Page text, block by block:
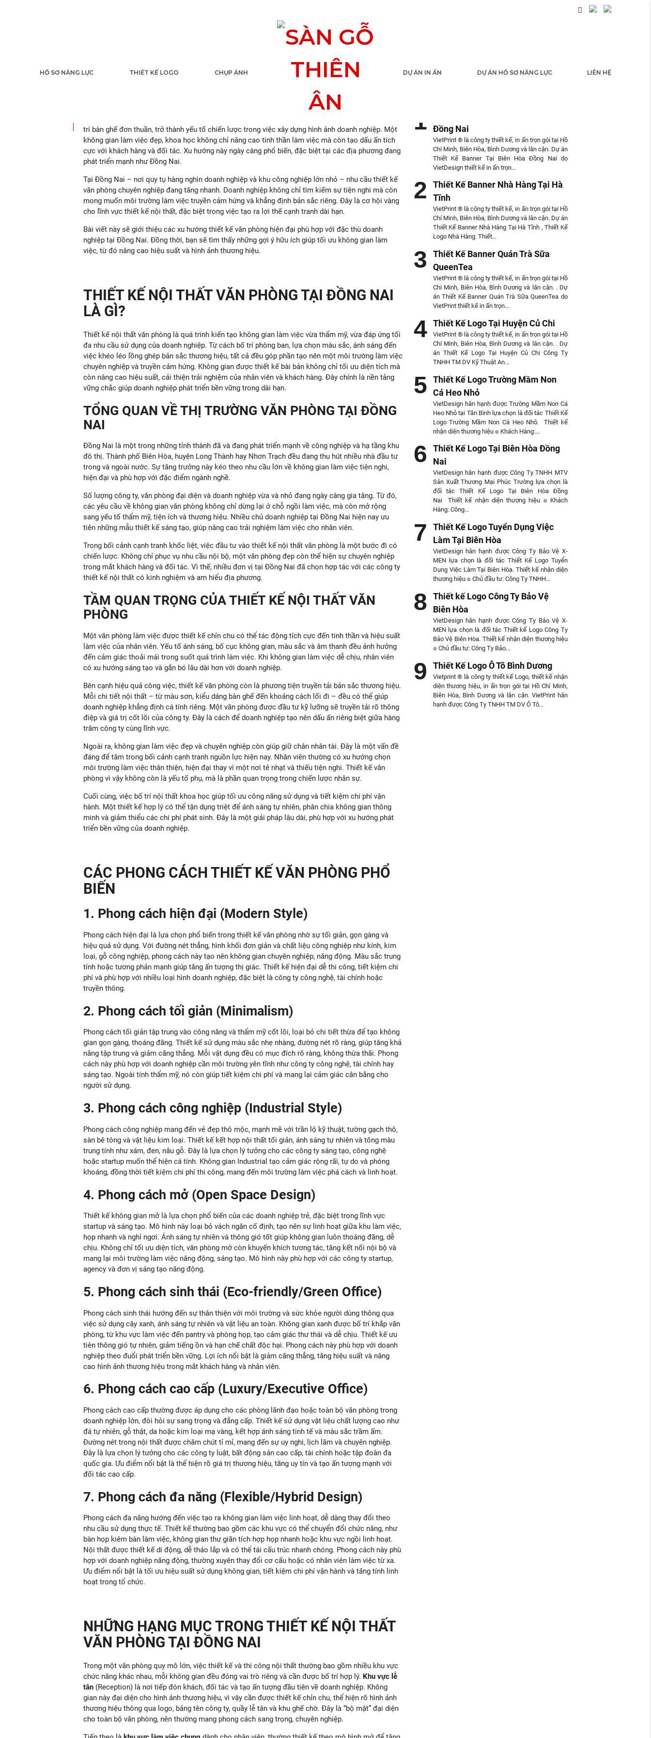
HỒ SƠ NĂNG LỰC THIẾT KẾ LOGO CHỤP ẢNH DỰ ÁN IN ẤN DỰ ÁN HỒ SƠ NĂNG LỰC LIÊN HỆ
Thiết Kế Nội Thất Văn Phòng Tại
trí bàn ghế đơn thuần, trở thành yếu tố chiến lược trong việc xây dựng hình ảnh doanh nghiệp. Một
không gian làm việc đẹp, khoa học không chỉ nâng cao tinh thần làm việc mà còn tạo dấu ấn tích
cực với khách hàng và đối tác. Xu hướng này ngày càng phổ biến, đặc biệt tại các địa phương đang
phát triển mạnh như Đồng Nai.
Tại Đồng Nai – nơi quy tụ hàng nghìn doanh nghiệp và khu công nghiệp lớn nhỏ – nhu cầu thiết kế
văn phòng chuyên nghiệp đang tăng nhanh. Doanh nghiệp không chỉ tìm kiếm sự tiện nghi mà còn
mong muốn môi trường làm việc truyền cảm hứng và khẳng định bản sắc riêng. Đây là cơ hội vàng
cho lĩnh vực thiết kế nội thất, đặc biệt trong việc tạo ra lợi thế cạnh tranh dài hạn.
Bài viết này sẽ giới thiệu các xu hướng thiết kế văn phòng hiện đại phù hợp với đặc thù doanh
nghiệp tại Đồng Nai. Đồng thời, bạn sẽ tìm thấy những gợi ý hữu ích giúp tối ưu không gian làm
việc, từ đó nâng cao hiệu suất và hình ảnh thương hiệu.
THIẾT KẾ NỘI THẤT VĂN PHÒNG TẠI ĐỒNG NAI
LÀ GÌ?
Thiết kế nội thất văn phòng là quá trình kiến tạo không gian làm việc vừa thẩm mỹ, vừa đáp ứng tối
đa nhu cầu sử dụng của doanh nghiệp. Từ cách bố trí phòng ban, lựa chọn màu sắc, ánh sáng đến
việc khéo léo lồng ghép bản sắc thương hiệu, tất cả đều góp phần tạo nên một môi trường làm việc
chuyên nghiệp và truyền cảm hứng. Không gian được thiết kế bài bản không chỉ tối ưu diện tích mà
còn nâng cao hiệu suất, cải thiện trải nghiệm của nhân viên và khách hàng. Đây chính là nền tảng
vững chắc giúp doanh nghiệp phát triển bền vững trong dài hạn.
TỔNG QUAN VỀ THỊ TRƯỜNG VĂN PHÒNG TẠI ĐỒNG
NAI
Đồng Nai là một trong những tỉnh thành đã và đang phát triển mạnh về công nghiệp và hạ tầng khu
đô thị. Thành phố Biên Hòa, huyện Long Thành hay Nhơn Trạch đều đang thu hút nhiều nhà đầu tư
trong và ngoài nước. Sự tăng trưởng này kéo theo nhu cầu lớn về không gian làm việc tiện nghi,
hiện đại và phù hợp với đặc điểm ngành nghề.
Số lượng công ty, văn phòng đại diện và doanh nghiệp vừa và nhỏ đang ngày càng gia tăng. Từ đó,
các yêu cầu về không gian văn phòng không chỉ dừng lại ở chỗ ngồi làm việc, mà còn mở rộng
sang yếu tố thẩm mỹ, tiện ích và thương hiệu. Nhiều chủ doanh nghiệp tại Đồng Nai hiện nay ưu
tiên những mẫu thiết kế sáng tạo, giúp nâng cao trải nghiệm làm việc cho nhân viên.
Trong bối cảnh cạnh tranh khốc liệt, việc đầu tư vào thiết kế nội thất văn phòng là một bước đi có
chiến lược. Không chỉ phục vụ nhu cầu nội bộ, một văn phòng đẹp còn thể hiện sự chuyên nghiệp
trong mắt khách hàng và đối tác. Vì thế, nhiều đơn vị tại Đồng Nai đã chọn hợp tác với các công ty
thiết kế nội thất có kinh nghiệm và am hiểu địa phương.
TẦM QUAN TRỌNG CỦA THIẾT KẾ NỘI THẤT VĂN
PHÒNG
Một văn phòng làm việc được thiết kế chỉn chu có thể tác động tích cực đến tinh thần và hiệu suất
làm việc của nhân viên. Yếu tố ánh sáng, bố cục không gian, màu sắc và âm thanh đều ảnh hưởng
đến cảm giác thoải mái trong suốt quá trình làm việc. Khi không gian làm việc dễ chịu, nhân viên
có xu hướng sáng tạo và gắn bó lâu dài hơn với doanh nghiệp.
Bên cạnh hiệu quả công việc, thiết kế văn phòng còn là phương tiện truyền tải bản sắc thương hiệu.
Mỗi chi tiết nội thất – từ màu sơn, kiểu dáng bàn ghế đến khoảng cách lối đi – đều có thể giúp
doanh nghiệp khẳng định cá tính riêng. Một văn phòng được đầu tư kỹ lưỡng sẽ truyền tải rõ thông
điệp và giá trị cốt lõi của công ty. Đây là cách để doanh nghiệp tạo nên dấu ấn riêng biệt giữa hàng
trăm công ty cùng lĩnh vực.
Ngoài ra, không gian làm việc đẹp và chuyên nghiệp còn giúp giữ chân nhân tài. Đây là một vấn đề
đáng để tâm trong bối cảnh cạnh tranh nguồn lực hiện nay. Nhân viên thường có xu hướng chọn
môi trường làm việc thân thiện, hiện đại thay vì một nơi tẻ nhạt và thiếu tiện nghi. Thiết kế văn
phòng vì vậy không còn là yếu tố phụ, mà là phần quan trọng trong chiến lược nhân sự.
Cuối cùng, việc bố trí nội thất khoa học giúp tối ưu công năng sử dụng và tiết kiệm chi phí vận
hành. Một thiết kế hợp lý có thể tận dụng triệt để ánh sáng tự nhiên, phân chia không gian thông
minh và giảm thiểu các chi phí phát sinh. Đây là một giải pháp lâu dài, phù hợp với xu hướng phát
triển bền vững của doanh nghiệp.
CÁC PHONG CÁCH THIẾT KẾ VĂN PHÒNG PHỔ
BIẾN
1. Phong cách hiện đại (Modern Style)
Phong cách hiện đại là lựa chọn phổ biến trong thiết kế văn phòng nhờ sự tối giản, gọn gàng và
hiệu quả sử dụng. Với đường nét thẳng, hình khối đơn giản và chất liệu công nghiệp như kính, kim
loại, gỗ công nghiệp, phong cách này tạo nên không gian chuyên nghiệp, năng động. Màu sắc trung
tính hoặc tương phản mạnh giúp tăng ấn tượng thị giác. Thiết kế hiện đại dễ thi công, tiết kiệm chi
phí và phù hợp với nhiều loại hình doanh nghiệp, đặc biệt là công ty công nghệ, tài chính hoặc
truyền thông.
2. Phong cách tối giản (Minimalism)
Phong cách tối giản tập trung vào công năng và thẩm mỹ cốt lõi, loại bỏ chi tiết thừa để tạo không
gian gọn gàng, thoáng đãng. Thiết kế sử dụng màu sắc nhẹ nhàng, đường nét rõ ràng, giúp tăng khả
năng tập trung và giảm căng thẳng. Mỗi vật dụng đều có mục đích rõ ràng, không thừa thãi. Phong
cách này phù hợp với doanh nghiệp cần môi trường yên tĩnh như công ty công nghệ, tài chính hay
sáng tạo. Ngoài tính thẩm mỹ, nó còn giúp tiết kiệm chi phí và mang lại cảm giác cân bằng cho
người sử dụng.
3. Phong cách công nghiệp (Industrial Style)
Phong cách công nghiệp mang đến vẻ đẹp thô mộc, mạnh mẽ với trần lộ kỹ thuật, tường gạch thô,
sàn bê tông và vật liệu kim loại. Thiết kế kết hợp nội thất tối giản, ánh sáng tự nhiên và tông màu
trung tính như xám, đen, nâu gỗ. Đây là lựa chọn lý tưởng cho các công ty sáng tạo, công nghệ
hoặc startup muốn thể hiện cá tính. Không gian Industrial tạo cảm giác rộng rãi, tự do và phóng
khoáng, đồng thời tiết kiệm chi phí thi công, mang đến môi trường làm việc phá cách và linh hoạt.
4. Phong cách mở (Open Space Design)
Thiết kế không gian mở là lựa chọn phổ biến của các doanh nghiệp trẻ, đặc biệt trong lĩnh vực
startup và sáng tạo. Mô hình này loại bỏ vách ngăn cố định, tạo nên sự linh hoạt giữa khu làm việc,
họp nhanh và nghỉ ngơi. Ánh sáng tự nhiên và thông gió tốt giúp không gian luôn thoáng đãng, dễ
chịu. Không chỉ tối ưu diện tích, văn phòng mở còn khuyến khích tương tác, tăng kết nối nội bộ và
mang lại môi trường làm việc năng động, sáng tạo. Mô hình này phù hợp với các công ty startup,
agency và đơn vị sáng tạo năng động.
5. Phong cách sinh thái (Eco-friendly/Green Office)
Phong cách sinh thái hướng đến sự thân thiện với môi trường và sức khỏe người dùng thông qua
việc sử dụng cây xanh, ánh sáng tự nhiên và vật liệu an toàn. Không gian xanh được bố trí khắp văn
phòng, từ khu vực làm việc đến pantry và phòng họp, tạo cảm giác thư thái và dễ chịu. Thiết kế ưu
tiên thông gió tự nhiên, giảm tiếng ồn và hạn chế chất độc hại. Phong cách này phù hợp với doanh
nghiệp theo đuổi phát triển bền vững. Lợi ích nổi bật là giảm căng thẳng, tăng hiệu suất và nâng
cao hình ảnh thương hiệu trong mắt khách hàng và nhân viên.
6. Phong cách cao cấp (Luxury/Executive Office)
Phong cách cao cấp thường được áp dụng cho các phòng lãnh đạo hoặc toàn bộ văn phòng trong
doanh nghiệp lớn, đòi hỏi sự sang trọng và đẳng cấp. Thiết kế sử dụng vật liệu chất lượng cao như
đá tự nhiên, gỗ thật, da hoặc kim loại mạ vàng, kết hợp ánh sáng tinh tế và màu sắc trầm ấm.
Đường nét trong nội thất được chăm chút tỉ mỉ, mang đến sự uy nghi, lịch lãm và chuyên nghiệp.
Đây là lựa chọn lý tưởng cho các công ty luật, bất động sản cao cấp, tài chính hoặc tập đoàn đa
quốc gia. Ưu điểm nổi bật là thể hiện rõ giá trị thương hiệu, tăng uy tín và tạo ấn tượng mạnh với
đối tác cao cấp.
7. Phong cách đa năng (Flexible/Hybrid Design)
Phong cách đa năng hướng đến việc tạo ra không gian làm việc linh hoạt, dễ dàng thay đổi theo
nhu cầu sử dụng thực tế. Thiết kế thường bao gồm các khu vực có thể chuyển đổi chức năng, như
bàn họp kiêm bàn làm việc, không gian thư giãn tích hợp họp nhanh hoặc khu vực ngồi linh hoạt.
Nội thất được thiết kế di động, dễ tháo lắp và có thể tái cấu trúc nhanh chóng. Phong cách này phù
hợp với doanh nghiệp năng động, thường xuyên thay đổi cơ cấu hoặc có nhân viên làm việc từ xa.
Ưu điểm nổi bật là tối ưu hiệu suất sử dụng không gian, tiết kiệm chi phí vận hành và tăng tính linh
hoạt trong tổ chức.
NHỮNG HẠNG MỤC TRONG THIẾT KẾ NỘI THẤT
VĂN PHÒNG TẠI ĐỒNG NAI
Trong một văn phòng quy mô lớn, việc thiết kế và thi công nội thất thường bao gồm nhiều khu vực
chức năng khác nhau, mỗi không gian đều đóng vai trò riêng và cần được bố trí hợp lý. Khu vực lễ
tân (Reception) là nơi tiếp đón khách, đối tác và tạo ấn tượng đầu tiên về doanh nghiệp. Không
gian này đại diện cho hình ảnh thương hiệu, vì vậy cần được thiết kế chỉn chu, thể hiện rõ hình ảnh
thương hiệu thông qua logo, bảng tên công ty, quầy lễ tân và khu ghế chờ. Đây là “bộ mặt” đại diện
cho toàn bộ văn phòng, nên thường mang phong cách sang trọng, chuyên nghiệp.
Đồng Nai
VietPrint ® là công ty thiết kế, in ấn trọn gói tại Hồ
Chí Minh, Biên Hòa, Bình Dương và lân cận. Dự án
Thiết Kế Banner Tại Biên Hòa Đồng Nai do
VietDesign thiết kế in ấn trọn...
Thiết Kế Banner Nhà Hàng Tại Hà
Tĩnh
VietPrint ® là công ty thiết kế, in ấn trọn gói tại Hồ
Chí Minh, Biên Hòa, Bình Dương và lân cận. Dự án
Thiết Kế Banner Nhà Hàng Tại Hà Tĩnh , Thiết Kế
Logo Nhà Hàng. Thiết...
Thiết Kế Banner Quán Trà Sữa
QueenTea
VietPrint ® là công ty thiết kế, in ấn trọn gói tại Hồ
Chí Minh, Biên Hòa, Bình Dương và lân cận. . Dự
án Thiết Kế Banner Quán Trà Sữa QueenTea do
VietPrint thiết kế in ấn trọn...
Thiết Kế Logo Tại Huyện Củ Chi
VietPrint ® là công ty thiết kế, in ấn trọn gói tại Hồ
Chí Minh, Biên Hòa, Bình Dương và lân cận. . Dự
án Thiết Kế Logo Tại Huyện Củ Chi Công Ty
TNHH TM DV Kỹ Thuật An...
Thiết Kế Logo Trường Mầm Non
Cá Heo Nhỏ
VietDesign hân hạnh được Trường Mầm Non Cá
Heo Nhỏ tại Tân Bình lựa chọn là đối tác Thiết Kế
Logo Trường Mầm Non Cá Heo Nhỏ. Thiết kế
nhận diện thương hiệu ๏ Khách Hàng:...
Thiết Kế Logo Tại Biên Hòa Đồng
Nai
VietDesign hân hạnh được Công Ty TNHH MTV
Sản Xuất Thương Mại Phúc Trường lựa chọn là
đối tác Thiết Kế Logo Tại Biên Hòa Đồng
Nai Thiết kế nhận diện thương hiệu ๏ Khách
Hàng: Công...
Thiết Kế Logo Tuyển Dụng Việc
Làm Tại Biên Hòa
VietDesign hân hạnh được Công Ty Bảo Vệ X-
MEN lựa chọn là đối tác Thiết Kế Logo Tuyển
Dụng Việc Làm Tại Biên Hòa. Thiết kế nhận diện
thương hiệu ๏ Chủ đầu tư: Công Ty TNHH...
Thiết kế Logo Công Ty Bảo Vệ
Biên Hòa
VietDesign hân hạnh được Công Ty Bảo Vệ X-
MEN lựa chọn là đối tác Thiết kế Logo Công Ty
Bảo Vệ Biên Hòa. Thiết kế nhận diện thương hiệu
๏ Chủ đầu tư: Công Ty Bảo...
Thiết Kế Logo Ô Tô Bình Dương
Vietprint ® là công ty thiết kế Logo, thiết kế nhận
diện thương hiệu, in ấn trọn gói tại Hồ Chí Minh,
Biên Hòa, Bình Dương và lân cận. VietPrint hân
hạnh được Công Ty TNHH TM DV Ô Tô...